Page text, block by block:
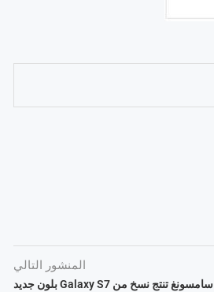
المنشور التالي
سامسونغ تنتج نسخ من Galaxy S7 بلون جديد